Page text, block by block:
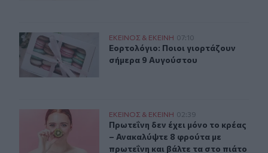
Εορτολόγιο: Ποιοι γιορτάζουν σήμερα 9 Αυγούστου
ΕΚΕΙΝΟΣ & ΕΚΕΙΝΗ 07:10
Εορτολόγιο: Ποιοι γιορτάζουν
Εορτολόγιο: Ποιοι γιορτάζουν
σήμερα 9 Αυγούστου
Πρωτεΐνη δεν έχει μόνο το κρέας – Ανακαλύψτε 8
ΕΚΕΙΝΟΣ & ΕΚΕΙΝΗ 02:39
Πρωτεΐνη δεν έχει μόνο το κρέας
Πρωτεΐνη δεν έχει μόνο το κρέας
– Ανακαλύψτε 8 φρούτα με
πρωτεΐνη και βάλτε τα στο πιάτο